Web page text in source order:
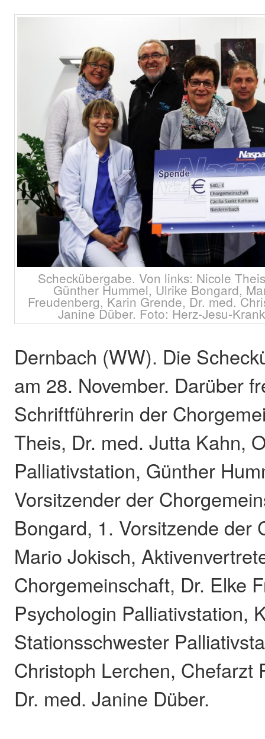
Scheckübergabe. Von links: Nicole
Günther Hummel, Ulrike Bongard,
Freudenberg, Karin Grende, Dr. med.
Janine Düber. Foto: Herz-Jesu-
Dernbach (WW). Die
am 28. November. Darüber
Schriftführerin der
Theis, Dr. med. Jutta Kahn,
Palliativstation, Günther
Vorsitzender der
Bongard, 1. Vorsitzende der
Mario Jokisch,
Chorgemeinschaft, Dr. Elke
Psychologin Palliativstation,
Stationsschwester
Christoph Lerchen, Chefarzt
Dr. med. Janine Düber.